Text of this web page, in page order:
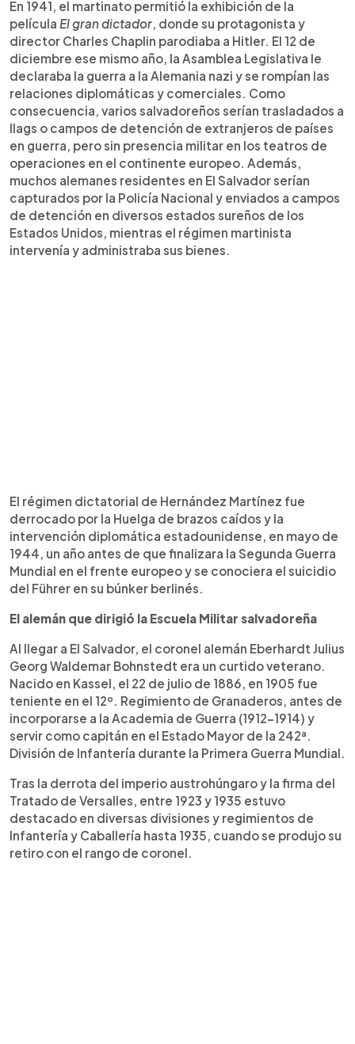
En 1941, el martinato permitió la exhibición de la
película El gran dictador , donde su protagonista y
director Charles Chaplin parodiaba a Hitler. El 12 de
diciembre ese mismo año, la Asamblea Legislativa le
declaraba la guerra a la Alemania nazi y se rompían las
relaciones diplomáticas y comerciales. Como
consecuencia, varios salvadoreños serían trasladados a
Ilags o campos de detención de extranjeros de países
en guerra, pero sin presencia militar en los teatros de
operaciones en el continente europeo. Además,
muchos alemanes residentes en El Salvador serían
capturados por la Policía Nacional y enviados a campos
de detención en diversos estados sureños de los
Estados Unidos, mientras el régimen martinista
intervenía y administraba sus bienes.
El régimen dictatorial de Hernández Martínez fue
derrocado por la Huelga de brazos caídos y la
intervención diplomática estadounidense, en mayo de
1944, un año antes de que finalizara la Segunda Guerra
Mundial en el frente europeo y se conociera el suicidio
del Führer en su búnker berlinés.
El alemán que dirigió la Escuela Militar salvadoreña
Al llegar a El Salvador, el coronel alemán Eberhardt Julius
Georg Waldemar Bohnstedt era un curtido veterano.
Nacido en Kassel, el 22 de julio de 1886, en 1905 fue
teniente en el 12º. Regimiento de Granaderos, antes de
incorporarse a la Academia de Guerra (1912-1914) y
servir como capitán en el Estado Mayor de la 242ª.
División de Infantería durante la Primera Guerra Mundial.
Tras la derrota del imperio austrohúngaro y la firma del
Tratado de Versalles, entre 1923 y 1935 estuvo
destacado en diversas divisiones y regimientos de
Infantería y Caballería hasta 1935, cuando se produjo su
retiro con el rango de coronel.